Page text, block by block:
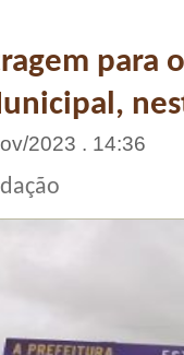
para
2023 . 14:36